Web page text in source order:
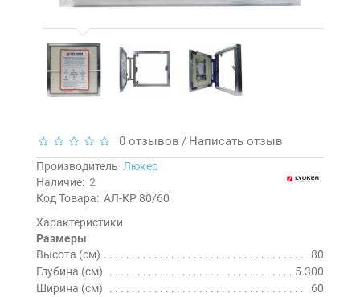
0 отзывов / Написать отзыв
Производитель Люкер
Наличие: 2
Код Товара: АЛ-КР 80/60
Характеристики
Размеры
Высота (см)
80
Глубина (см)
5.300
Ширина (см)
60